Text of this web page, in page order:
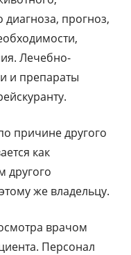
диагноза, прогноз,
Лечебно-
и препараты
причине другого
как
другого
же владельцу.
врачом
Персонал